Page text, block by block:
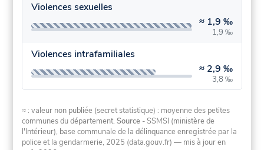
Violences sexuelles
≈ 1,9 ‰
1,9 ‰
Violences intrafamiliales
≈ 2,9 ‰
3,8 ‰
≈ : valeur non publiée (secret statistique) : moyenne des petites
communes du département.Source - SSMSI (ministère de
l'Intérieur), base communale de la délinquance enregistrée par la
police et la gendarmerie, 2025 (data.gouv.fr) — mis à jour en